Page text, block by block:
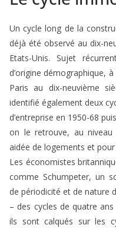
Un cycle long de la
déjà été observé au dix-
Etats-Unis. Sujet
d’origine démographique,
Paris au dix-neuvième
identifié également deux
d’entreprise en 1950-68
on le retrouve, au
aidée de logements et
Les économistes
comme Schumpeter, un
de périodicité et de nature
– des cycles de quatre
ils sont calqués sur les